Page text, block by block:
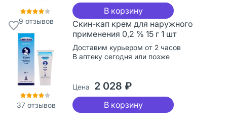
9 отзывов
В корзину
37отзывов
Скин-кап крем для наружного
применения 0,2 % 15 г 1 шт
Доставим курьером от 2 часов
В аптеку сегодня или позже
Цена 2 028 ₽
В корзину